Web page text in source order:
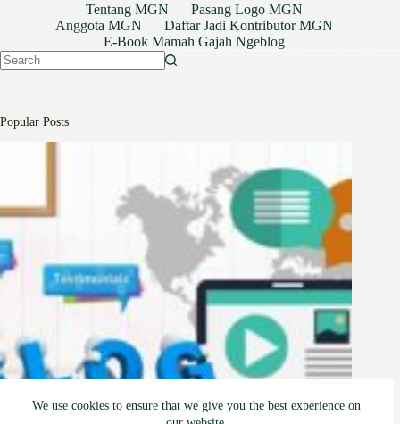
We use cookies to ensure that we give you the best experience on
Tentang MGN
Pasang Logo MGN
Anggota MGN
Daftar Jadi Kontributor MGN
E-Book Mamah Gajah Ngeblog
Popular Posts